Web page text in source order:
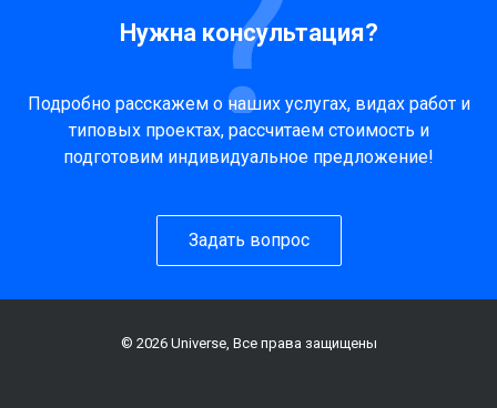
Нужна консультация?
Подробно расскажем о наших услугах, видах работ и
типовых проектах, рассчитаем стоимость и
подготовим индивидуальное предложение!
Задать вопрос
© 2026 Universe, Все права защищены